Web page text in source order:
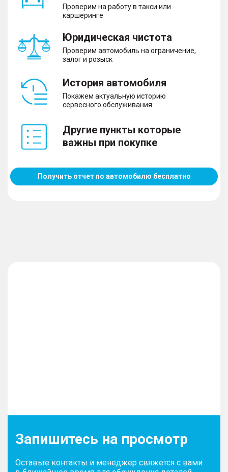
Проверим на работу в такси или
каршеринге
Юридическая чистота
Проверим автомобиль на ограничение,
залог и розыск
История автомобиля
Покажем актуальную историю
сервесного обслуживания
Другие пункты которые
важны при покупке
Получить отчет по автомобилю бесплатно
Запишитесь на просмотр
Оставьте контакты и менеджер свяжется с вами